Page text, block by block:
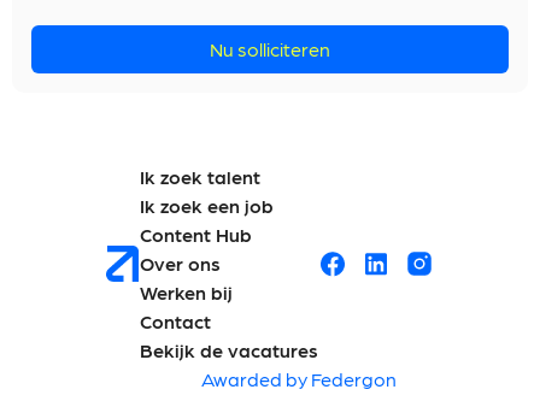
Nu solliciteren
Ik zoek talent
Ik zoek een job
Content Hub
Over ons
Werken bij
Contact
Bekijk de vacatures
Awarded by Federgon